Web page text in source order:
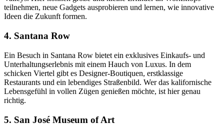
teilnehmen, neue Gadgets ausprobieren und lernen, wie innovative
Ideen die Zukunft formen.
4. Santana Row
Ein Besuch in Santana Row bietet ein exklusives Einkaufs- und
Unterhaltungserlebnis mit einem Hauch von Luxus. In dem
schicken Viertel gibt es Designer-Boutiquen, erstklassige
Restaurants und ein lebendiges Straßenbild. Wer das kalifornische
Lebensgefühl in vollen Zügen genießen möchte, ist hier genau
richtig.
5. San José Museum of Art